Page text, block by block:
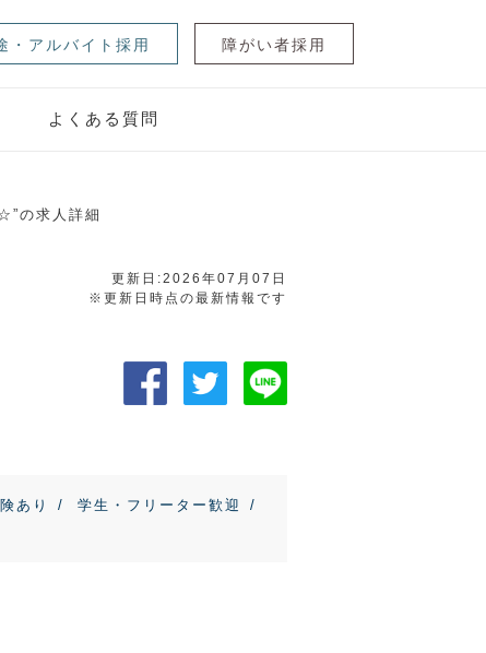
・アルバイト採用 障がい者採用
よくある質問
の求人詳細
更新日:2026年07月07日
※更新日時点の最新情報です
あり
学生・フリーター歓迎